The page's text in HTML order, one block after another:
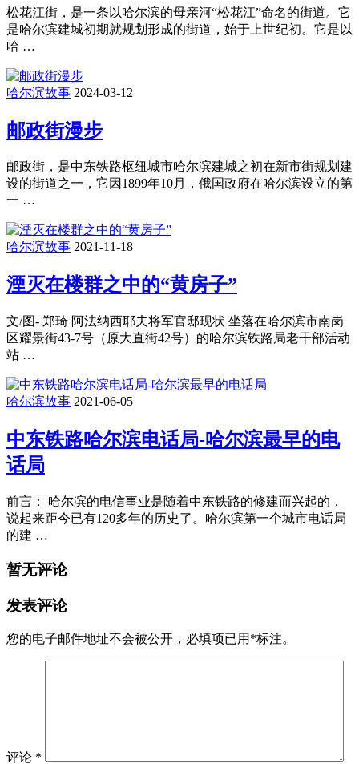
松花江街，是一条以哈尔滨的母亲河“松花江”命名的街道。它
是哈尔滨建城初期就规划形成的街道，始于上世纪初。它是以
哈 …
哈尔滨故事 2024-03-12
邮政街漫步
邮政街，是中东铁路枢纽城市哈尔滨建城之初在新市街规划建
设的街道之一，它因1899年10月，俄国政府在哈尔滨设立的第
一 …
哈尔滨故事 2021-11-18
湮灭在楼群之中的“黄房子”
文/图- 郑琦 阿法纳西耶夫将军官邸现状 坐落在哈尔滨市南岗
区耀景街43-7号（原大直街42号）的哈尔滨铁路局老干部活动
站 …
哈尔滨故事 2021-06-05
中东铁路哈尔滨电话局-哈尔滨最早的电
话局
前言： 哈尔滨的电信事业是随着中东铁路的修建而兴起的，
说起来距今已有120多年的历史了。哈尔滨第一个城市电话局
的建 …
暂无评论
发表评论
您的电子邮件地址不会被公开， 必填项已用 *标注。
评论 *